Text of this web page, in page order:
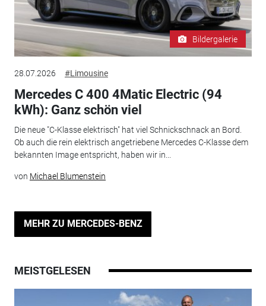
Bildergalerie
28.07.2026 #Limousine
Mercedes C 400 4Matic Electric (94
kWh): Ganz schön viel
Die neue "C-Klasse elektrisch" hat viel Schnickschnack an Bord.
Ob auch die rein elektrisch angetriebene Mercedes C-Klasse dem
bekannten Image entspricht, haben wir in...
von Michael Blumenstein
MEHR ZU MERCEDES-BENZ
MEISTGELESEN